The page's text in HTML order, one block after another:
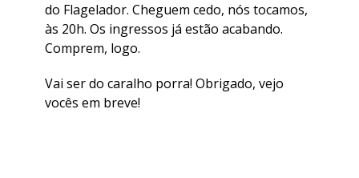
do Flagelador. Cheguem cedo, nós tocamos,
às 20h. Os ingressos já estão acabando.
Comprem, logo.
Vai ser do caralho porra! Obrigado, vejo
vocês em breve!